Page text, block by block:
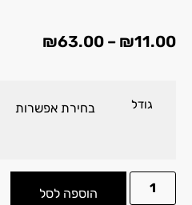
₪11.00
–
₪63.00
גודל
הוספה לסל